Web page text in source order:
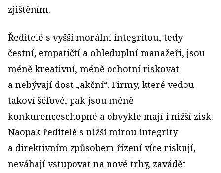
zjištěním.
Ředitelé s vyšší morální integritou, tedy
čestní, empatičtí a ohleduplní manažeři, jsou
méně kreativní, méně ochotní riskovat
a nebývají dost „akční“. Firmy, které vedou
takoví šéfové, pak jsou méně
konkurenceschopné a obvykle mají i nižší zisk.
Naopak ředitelé s nižší mírou integrity
a direktivním způsobem řízení více riskují,
neváhají vstupovat na nové trhy, zavádět